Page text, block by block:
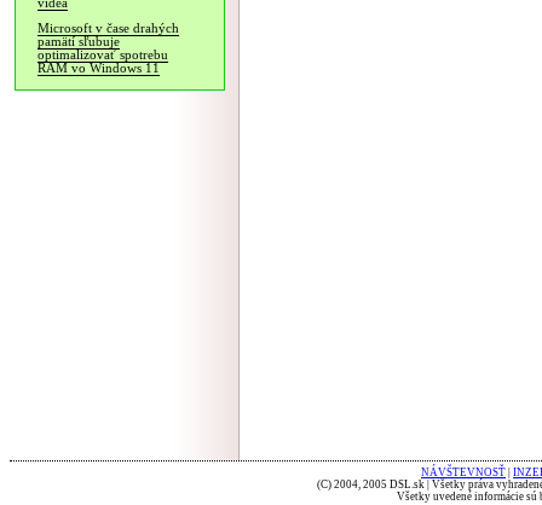
videa
Microsoft v čase drahých
pamätí sľubuje
optimalizovať spotrebu
RAM vo Windows 11
NÁVŠTEVNOSŤ
(C) 2004, 2005 DSL.sk | Všetky práva
Všetky uvedené informácie sú